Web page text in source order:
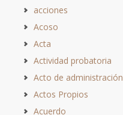
acciones
Acoso
Acta
Actividad probatoria
Acto de administración
Actos Propios
Acuerdo